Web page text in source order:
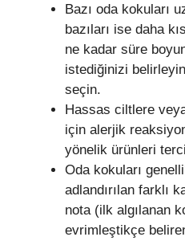
Bazı oda kokuları
bazıları ise daha
ne kadar süre
istediğinizi
seçin.
Hassas ciltlere
için alerjik
yönelik ürünleri
Oda kokuları
adlandırılan farklı
nota (ilk algılanan
evrimleştikçe